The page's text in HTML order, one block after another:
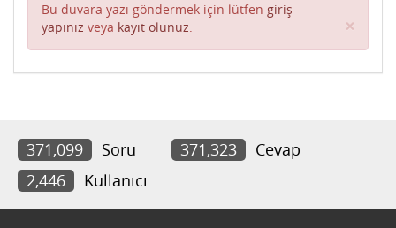
Bu duvara yazı göndermek için lütfen giriş
yapınız veya kayıt olunuz. ×
371,099 Soru 371,323
Cevap
2,446
Kullanıcı